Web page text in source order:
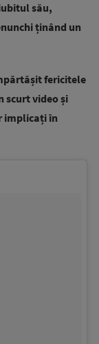
său,
ținând un
fericitele
scurt video și
implicați în